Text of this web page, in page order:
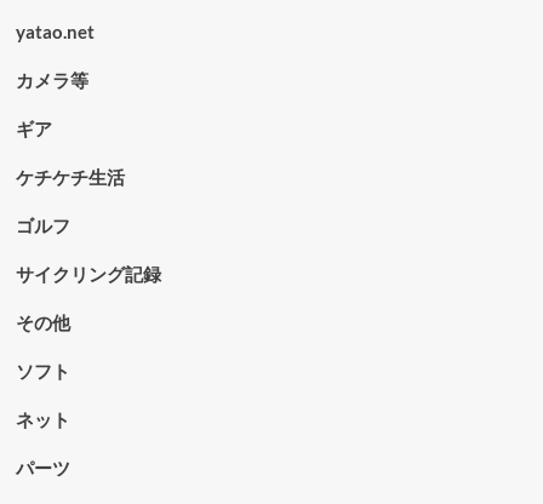
yatao.net
カメラ等
ギア
ケチケチ生活
ゴルフ
サイクリング記録
その他
ソフト
ネット
パーツ